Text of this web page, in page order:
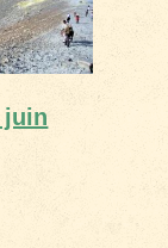
juin